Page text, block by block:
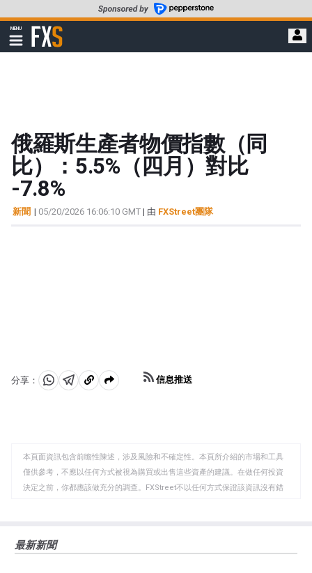
至
要
MENU
顯
示
FXStreet
俄羅斯生產者物價指數（同
比）：5.5%（四月）對比
-7.8%
新聞 | 05/20/2026 16:06:10 GMT | 由 FXStreet團隊
分享：
分 分 複
板
信息推送
本頁面資訊包含前瞻性陳述，涉及風險和不確定性。本頁所介紹的市場和工具
僅供參考，不應以任何方式被視為購買或出售這些資產的建議。在做任何投資
決定之前，你都應該做充分的調查。FXStreet不以任何方式保證該資訊沒有錯
觀點，並不代表FXStreet或其廣告商的官方政策或立場。作者不對本頁連結的
最新新聞